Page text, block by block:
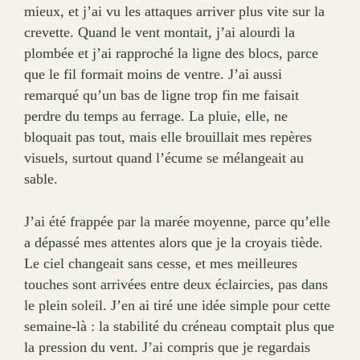
mieux, et j’ai vu les attaques arriver plus vite sur la
crevette. Quand le vent montait, j’ai alourdi la
plombée et j’ai rapproché la ligne des blocs, parce
que le fil formait moins de ventre. J’ai aussi
remarqué qu’un bas de ligne trop fin me faisait
perdre du temps au ferrage. La pluie, elle, ne
bloquait pas tout, mais elle brouillait mes repères
visuels, surtout quand l’écume se mélangeait au
sable.
J’ai été frappée par la marée moyenne, parce qu’elle
a dépassé mes attentes alors que je la croyais tiède.
Le ciel changeait sans cesse, et mes meilleures
touches sont arrivées entre deux éclaircies, pas dans
le plein soleil. J’en ai tiré une idée simple pour cette
semaine-là : la stabilité du créneau comptait plus que
la pression du vent. J’ai compris que je regardais